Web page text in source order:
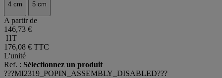
4 cm 5 cm
A partir de
146,73 €
HT
176,08 € TTC
L'unité
Ref. : Sélectionnez un produit
???MI2319_POPIN_ASSEMBLY_DISABLED???